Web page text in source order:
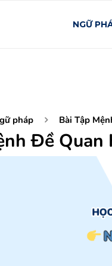
NGỮ
pháp Bài Tập
Đề Quan